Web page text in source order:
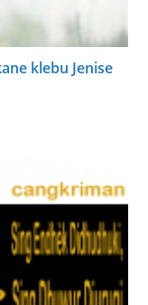
klebu Jenise